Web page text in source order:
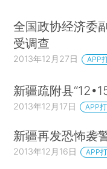
全国政协经济委
受调查
2013年12月27日 APP
新疆疏附县
2013年12月17日 APP
新疆再发恐怖袭
2013年12月16日 APP